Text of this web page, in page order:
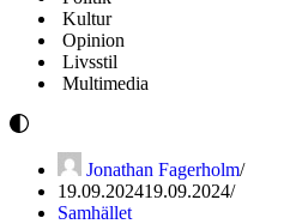
Kultur
Opinion
Livsstil
Multimedia
Jonathan Fagerholm
19.09.202419.09.2024
Samhället